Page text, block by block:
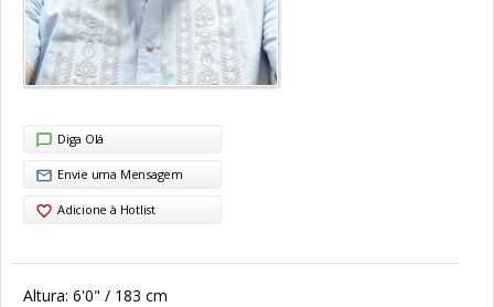
Diga Olá
Envie uma Mensagem
Adicione à Hotlist
Altura: 6'0" / 183 cm